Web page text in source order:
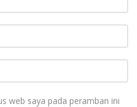
web saya pada peramban ini